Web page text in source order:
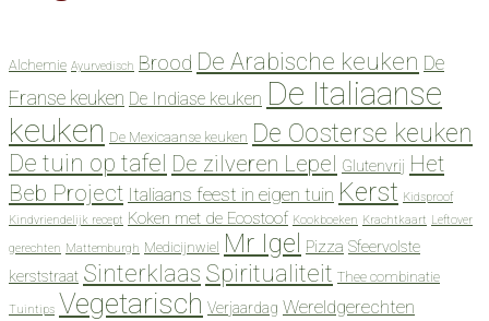
Alchemie Ayurvedisch Brood De Arabische keuken De
Franse keuken De Indiase keuken De Italiaanse
keuken De Mexicaanse keuken De Oosterse keuken
De tuin op tafel De zilveren Lepel Glutenvrij Het
Beb Project Italiaans feest in eigen tuin Kerst Kidsproof
Kindvriendelijk recept Koken met de Ecostoof Kookboeken Krachtkaart Leftover
gerechten Mattemburgh Medicijnwiel Mr Igel Pizza Sfeervolste
kerststraat Sinterklaas Spiritualiteit Thee combinatie
Tuintips Vegetarisch Verjaardag Wereldgerechten